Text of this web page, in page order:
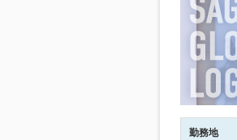
勤務地